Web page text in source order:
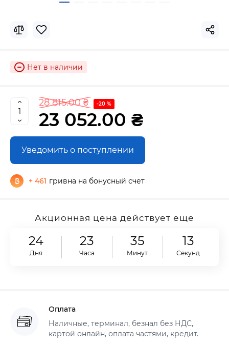
Нет в наличии
28 815.00 ₴ -20 %
23 052.00 ₴
Уведомить о поступлении
+ 461 гривна на бонусный счет
Акционная цена действует еще
24
Дня
23
Часа
35
Минут
12
Секунд
Оплата
Наличные, терминал, безнал без НДС,
картой онлайн, оплата частями, кредит.